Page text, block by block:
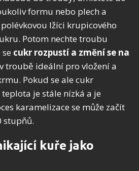
formu nebo plech a
lžíci krupicového
Potom nechte troubu
cukr rozpustí a změní se na
troubě ideální pro vložení a
Pokud se ale cukr
je stále nízká a je
karamelizace se může začít
stupňů.
kuře jako